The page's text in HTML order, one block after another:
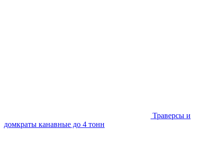
Траверсы и
домкраты канавные до 4 тонн